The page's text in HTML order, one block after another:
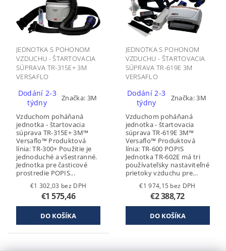
JEDNOTKA S POHONOM
VZDUCHU - ŠTARTOVACIA
SÚPRAVA TR-315E+ 3M
VERSAFLO
Dodání 2-3
týdny
Značka: 3M
Vzduchom poháňaná
jednotka - štartovacia
súprava TR-315E+ 3M™
Versaflo™ Produktová
línia: TR-300+ Použitie je
jednoduché a všestranné.
Jednotka pre časticové
prostredie POPIS...
€1 302,03 bez DPH
€1 575,46
JEDNOTKA S POHONOM
VZDUCHU - ŠTARTOVACIA
SÚPRAVA TR-619E 3M
VERSAFLO
Dodání 2-3
týdny
Značka:3M
Vzduchom poháňaná
jednotka - štartovacia
súprava TR-619E 3M™
Versaflo™ Produktová
línia: TR-600 POPIS
Jednotka TR-602E má tri
používateľsky nastaviteľné
prietoky vzduchu pre...
€1 974,15 bez DPH
€2 388,72